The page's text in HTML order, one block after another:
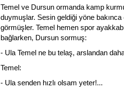
Temel ve Dursun ormanda kamp
duymuşlar. Sesin geldiği yöne
görmüşler. Temel hemen spor
bağlarken, Dursun sormuş:
- Ula Temel ne bu telaş, arslandan
Temel:
- Ula senden hızlı olsam yeter!...